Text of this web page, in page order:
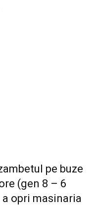
pe buze
(gen 8 – 6
opri masinaria